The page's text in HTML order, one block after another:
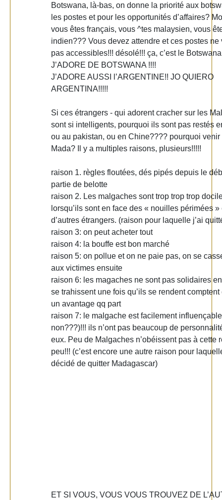
Botswana, là-bas, on donne la priorité aux
les postes et pour les opportunités d’affaires?
vous êtes français, vous ^tes malaysien, vous
indien??? Vous devez attendre et ces postes ne
pas accessibles!!! désolé!!! ça, c’est le
J’ADORE DE BOTSWANA !!!!
J’ADORE AUSSI l’ARGENTINE!! JO QUIERO
ARGENTINA!!!!!
Si ces étrangers - qui adorent cracher sur les
sont si intelligents, pourquoi ils sont pas restés
ou au pakistan, ou en Chine???? pourquoi venir
Mada? Il y a multiples raisons, plusieurs!!!!!
raison 1. règles floutées, dés pipés depuis le
partie de belotte
raison 2. Les malgaches sont trop trop trop
lorsqu’ils sont en face des « nouilles périmées »
d’autres étrangers. (raison pour laquelle j’ai
raison 3: on peut acheter tout
raison 4: la bouffe est bon marché
raison 5: on pollue et on ne paie pas, on se
aux victimes ensuite
raison 6: les magaches ne sont pas solidaires
se trahissent une fois qu’ils se rendent comptent
un avantage qq part
raison 7: le malgache est facilement influençable
non???)!!! ils n’ont pas beaucoup de
eux. Peu de Malgaches n’obéissent pas à cette
peu!!! (c’est encore une autre raison pour
décidé de quitter Madagascar)
ET SI VOUS, VOUS VOUS TROUVEZ DE